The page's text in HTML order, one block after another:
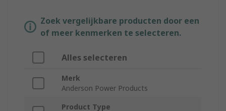
Zoek vergelijkbare producten door een
of meer kenmerken te selecteren.
Alles selecteren
Merk
Anderson Power Products
Product Type